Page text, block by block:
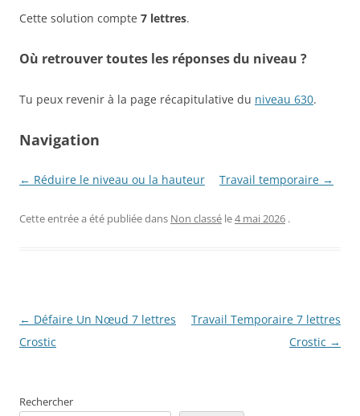
Cette solution compte 7 lettres.
Où retrouver toutes les réponses du niveau ?
Tu peux revenir à la page récapitulative du niveau 630.
Navigation
← Réduire le niveau ou la hauteur Travail temporaire →
Cette entrée a été publiée dans Non classé le4 mai 2026 .
Navigation
des
← Défaire Un Nœud 7 lettres
Crostic
Travail Temporaire 7 lettres
Crostic →
Rechercher